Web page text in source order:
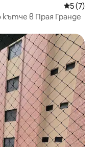
Средна
5 (7)
в Прая Гранде